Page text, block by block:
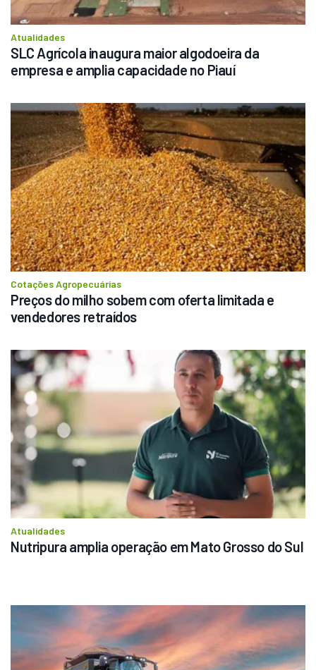
Atualidades
SLC Agrícola inaugura maior algodoeira da
empresa e amplia capacidade no Piauí
Cotações Agropecuárias
Preços do milho sobem com oferta limitada e
vendedores retraídos
Atualidades
Nutripura amplia operação em Mato Grosso do Sul